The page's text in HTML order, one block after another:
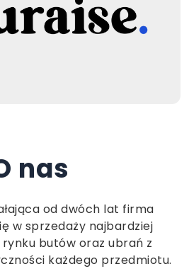
nas
od dwóch lat firma
w sprzedaży najbardziej
butów oraz ubrań z
każdego przedmiotu.